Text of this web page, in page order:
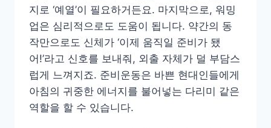
지로 ‘예열’이 필요하거든요. 마지막으로, 워밍
업은 심리적으로도 도움이 됩니다. 약간의 동
작만으로도 신체가 ‘이제 움직일 준비가 됐
어!’라고 신호를 보내줘, 외출 자체가 덜 부담스
럽게 느껴지죠. 준비운동은 바쁜 현대인들에게
아침의 귀중한 에너지를 불어넣는 다리미 같은
역할을 할 수 있습니다.